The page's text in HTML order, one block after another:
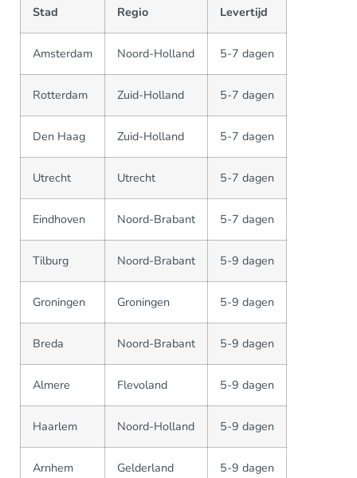
Stad Regio Levertijd
Amsterdam Noord-Holland 5-7 dagen
Rotterdam Zuid-Holland 5-7 dagen
Den Haag Zuid-Holland 5-7 dagen
Utrecht Utrecht 5-7 dagen
Eindhoven Noord-Brabant 5-7 dagen
Tilburg Noord-Brabant 5-9 dagen
Groningen Groningen 5-9 dagen
Breda Noord-Brabant 5-9 dagen
Almere Flevoland 5-9 dagen
Haarlem Noord-Holland 5-9 dagen
Arnhem Gelderland 5-9 dagen